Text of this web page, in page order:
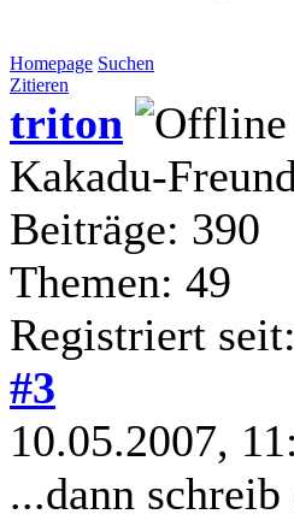
Homepage Suchen
Zitieren
triton
Kakadu-Freund
Beiträge: 390
Themen: 49
Registriert
#3
10.05.2007,
...dann